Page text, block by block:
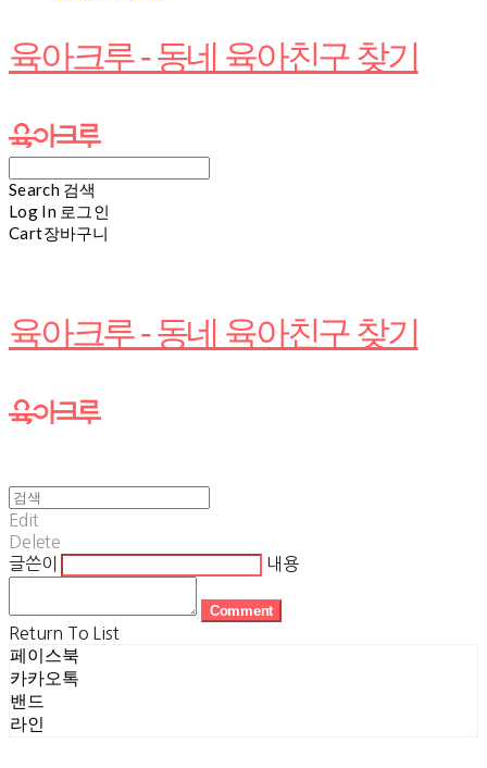
육아크루 - 동네 육아친구 찾기
Search 검색
Log In 로그인
Cart장바구니
육아크루 - 동네 육아친구 찾기
Edit
Delete
글쓴이
내용
Comment
Return To List
페이스북
카카오톡
밴드
라인